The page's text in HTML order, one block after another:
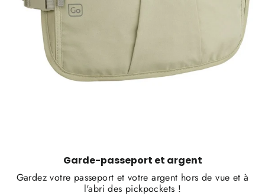
Garde-passeport et argent
Gardez votre passeport et votre argent hors de vue et à
l'abri des pickpockets !